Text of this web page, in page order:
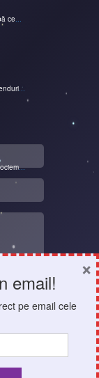
ce...
...
...
email!
pe email cele
×